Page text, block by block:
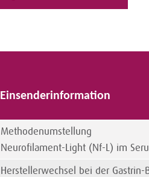
Einsenderinformation
Methodenumstellung
Neurofilament-Light (Nf-L) im
Herstellerwechsel bei der Gastrin-